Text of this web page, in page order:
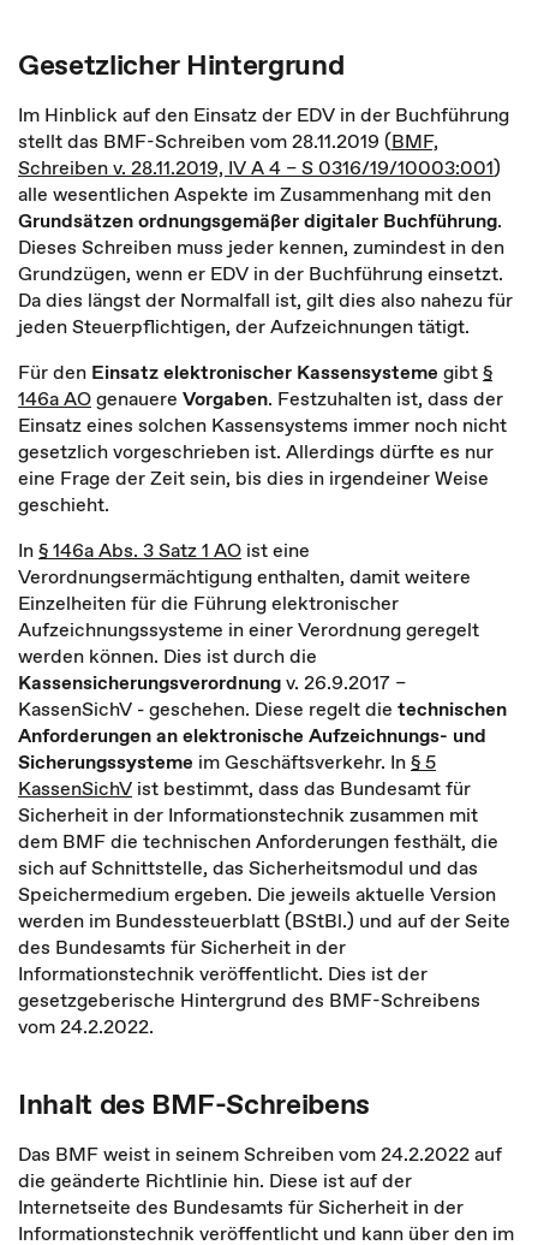
Gesetzlicher Hintergrund
Im Hinblick auf den Einsatz der EDV in der Buchführung
stellt das BMF-Schreiben vom 28.11.2019 (BMF,
Schreiben v. 28.11.2019, IV A 4 – S 0316/19/10003:001)
alle wesentlichen Aspekte im Zusammenhang mit den
Grundsätzen ordnungsgemäßer digitaler Buchführung.
Dieses Schreiben muss jeder kennen, zumindest in den
Grundzügen, wenn er EDV in der Buchführung einsetzt.
Da dies längst der Normalfall ist, gilt dies also nahezu für
jeden Steuerpflichtigen, der Aufzeichnungen tätigt.
Für den Einsatzelektronischer Kassensysteme gibt§
146a AOgenauere Vorgaben. Festzuhalten ist, dass der
Einsatz eines solchen Kassensystems immer noch nicht
gesetzlich vorgeschrieben ist. Allerdings dürfte es nur
eine Frage der Zeit sein, bis dies in irgendeiner Weise
geschieht.
In§ 146a Abs. 3 Satz 1 AO ist eine
Verordnungsermächtigung enthalten, damit weitere
Einzelheiten für die Führung elektronischer
Aufzeichnungssysteme in einer Verordnung geregelt
werden können. Dies ist durch die
Kassensicherungsverordnungv. 26.9.2017 –
KassenSichV - geschehen. Diese regelt die technischen
Anforderungen an elektronische Aufzeichnungs- und
Sicherungssysteme im Geschäftsverkehr. In§ 5
KassenSichV ist bestimmt, dass das Bundesamt für
Sicherheit in der Informationstechnik zusammen mit
dem BMF die technischen Anforderungen festhält, die
sich auf Schnittstelle, das Sicherheitsmodul und das
Speichermedium ergeben. Die jeweils aktuelle Version
werden im Bundessteuerblatt (BStBl.) und auf der Seite
des Bundesamts für Sicherheit in der
Informationstechnik veröffentlicht. Dies ist der
gesetzgeberische Hintergrund des BMF-Schreibens
vom 24.2.2022.
Inhalt des BMF-Schreibens
Das BMF weist in seinem Schreiben vom 24.2.2022 auf
die geänderte Richtlinie hin. Diese ist auf der
Internetseite des Bundesamts für Sicherheit in der
Informationstechnik veröffentlicht und kann über den im